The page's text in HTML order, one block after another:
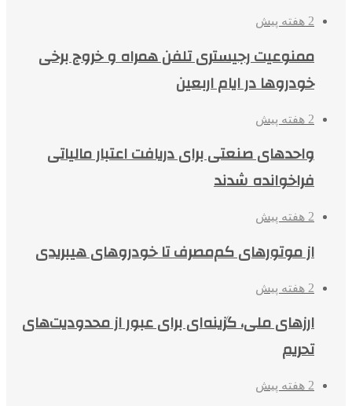
2 هفته پیش
ممنوعیت رجیستری تلفن همراه و خروج برخی
خودروها در ایام اربعین
2 هفته پیش
واحدهای صنعتی برای دریافت اعتبار مالیاتی
فراخوانده شدند
2 هفته پیش
از موتورهای کم‌مصرف تا خودروهای هیبریدی
2 هفته پیش
ارزهای ملی، گزینه‌ای برای عبور از محدودیت‌های
تحریم
2 هفته پیش